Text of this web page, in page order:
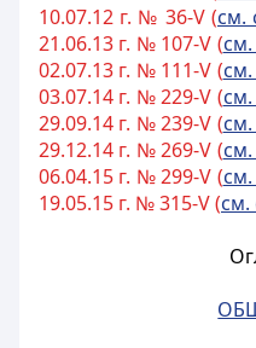
10.07.12 г. № 36-V (см.
21.06.13 г. № 107-V (
02.07.13 г. № 111-V (
03.07.14 г. № 229-V (
29.09.14 г. № 239-V (
29.12.14 г. № 269-V (
06.04.15 г. № 299-V (
19.05.15 г. № 315-V (см.